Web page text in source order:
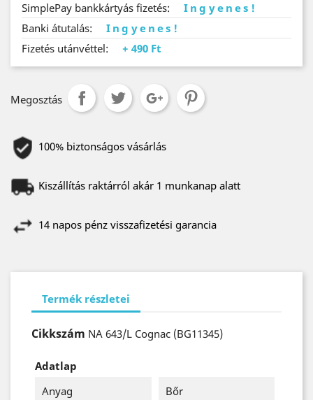
SimplePay bankkártyás fizetés:
Ingyenes!
Banki átutalás:
Ingyenes!
Fizetés utánvéttel:
+ 490 Ft
Megosztás
100% biztonságos vásárlás
Kiszállítás raktárról akár 1 munkanap alatt
14 napos pénz visszafizetési garancia
Termék részletei
Cikkszám NA 643/L Cognac (BG11345)
Adatlap
Anyag
Bőr